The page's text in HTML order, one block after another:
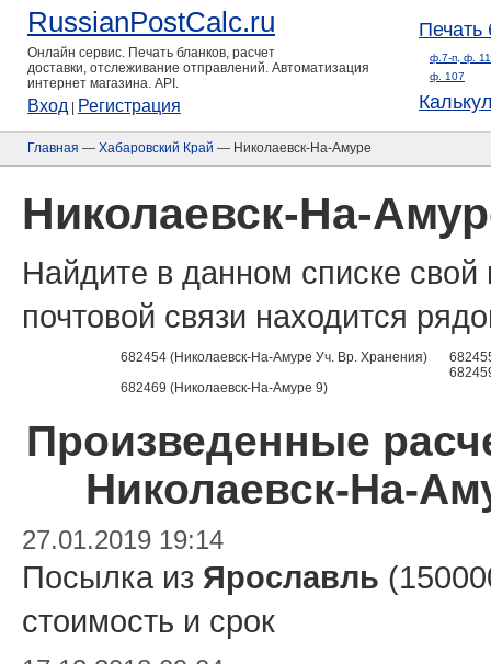
RussianPostCalc.ru
Онлайн сервис. Печать бланков, расчет
доставки, отслеживание отправлений. Автоматизация
интернет магазина. API.
Вход Регистрация
Печать
ф.7-п, ф.
ф. 107
Главная — Хабаровский Край — Николаевск-На-Амуре
Николаевск-На-
Найдите в данном списке
почтовой связи находится
682454 (Николаевск-На-Амуре Уч. Вр. Хранения)
682469 (Николаевск-На-Амуре 9)
Произведенные
Николаевск-На-
27.01.2019 19:14
Посылка из Ярославль
стоимость и срок